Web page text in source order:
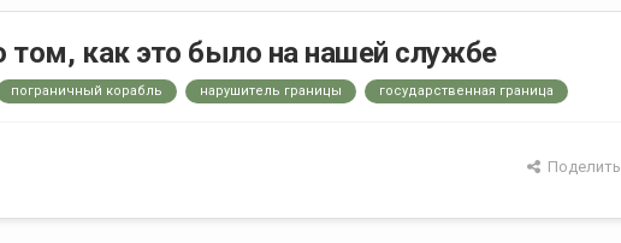
как это было на нашей службе
пограничный корабль нарушитель границы государственная граница